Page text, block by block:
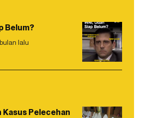
Belum?
lalu
Kasus Pelecehan